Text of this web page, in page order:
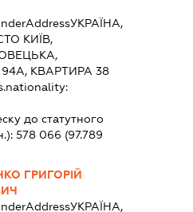
УКРАЇНА,
КИЇВ,
КВАРТИРА 38
до статутного
578 066 (97.789
ГРИГОРІЙ
УКРАЇНА,